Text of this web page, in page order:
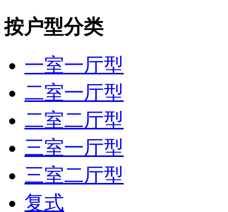
按户型分类
一室一厅型
二室一厅型
二室二厅型
三室一厅型
三室二厅型
复式